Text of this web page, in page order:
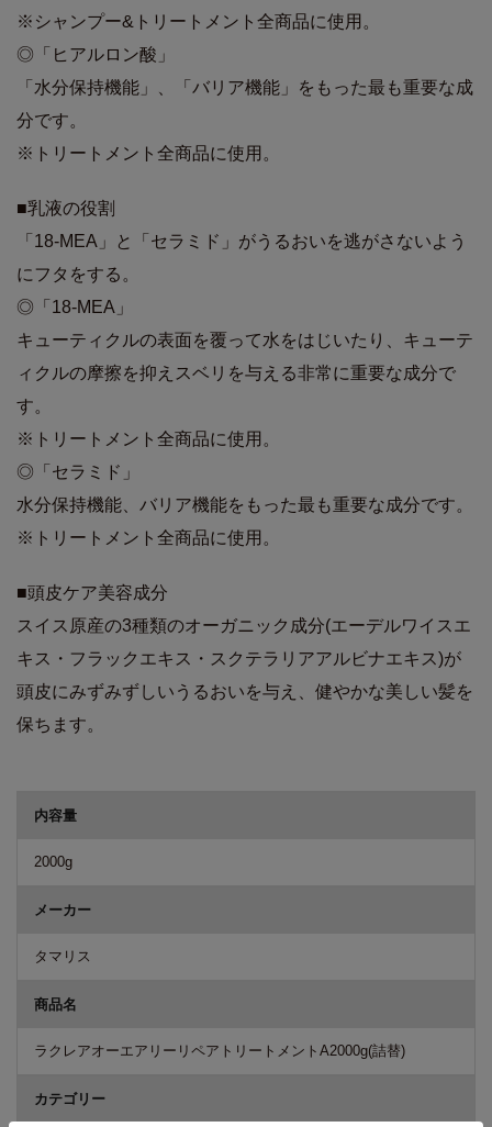
※シャンプー&トリートメント全商品に使用。
◎「ヒアルロン酸」
「水分保持機能」、「バリア機能」をもった最も重要な成
分です。
※トリートメント全商品に使用。
■乳液の役割
「18-MEA」と「セラミド」がうるおいを逃がさないよう
にフタをする。
◎「18-MEA」
キューティクルの表面を覆って水をはじいたり、キューテ
ィクルの摩擦を抑えスベリを与える非常に重要な成分で
す。
※トリートメント全商品に使用。
◎「セラミド」
水分保持機能、バリア機能をもった最も重要な成分です。
※トリートメント全商品に使用。
■頭皮ケア美容成分
スイス原産の3種類のオーガニック成分(エーデルワイスエ
キス・フラックエキス・スクテラリアアルビナエキス)が
頭皮にみずみずしいうるおいを与え、健やかな美しい髪を
保ちます。
内容量
2000g
メーカー
タマリス
商品名
ラクレアオーエアリーリペアトリートメントA2000g(詰替)
カテゴリー